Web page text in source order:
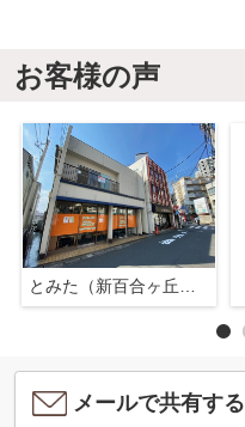
お客様の声
メールで共有する